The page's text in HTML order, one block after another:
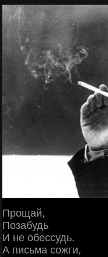
Прощай,
Позабудь
И не обессудь.
А письма сожги,